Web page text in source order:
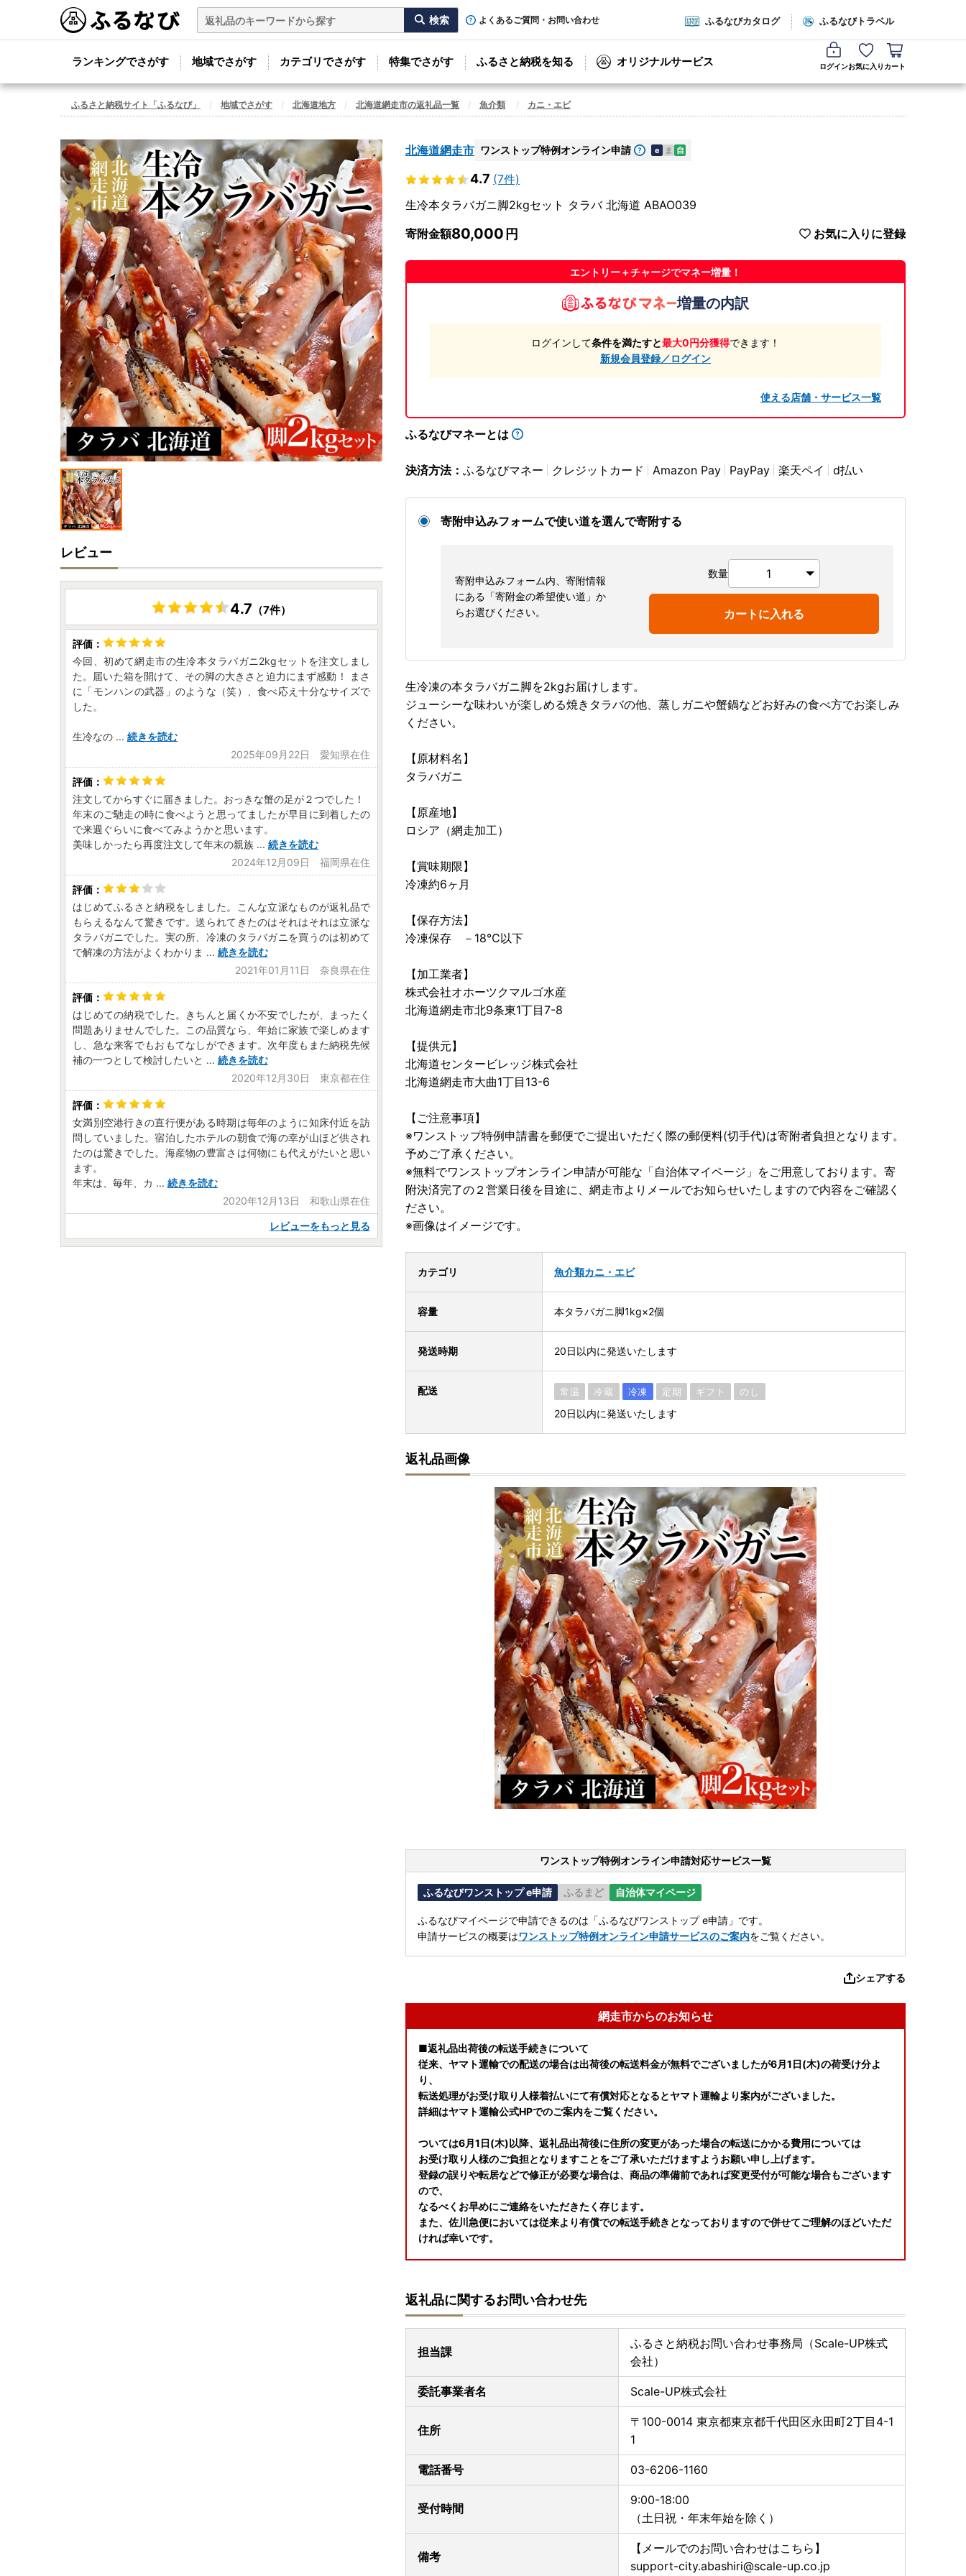
よくあるご質問・お問い合わせ ふるなびカタログ ふるなびトラベル
ランキングでさがす 地域でさがす カテゴリでさがす 特集でさがす ふるさと納税を知る オリジナルサービス ログインお気に入り カート
ふるさと納税サイト「ふるなび」 地域でさがす 北海道地方 北海道網走市の返礼品一覧 魚介類 カニ・エビ
北海道網走市 ワンストップ特例オンライン申請 e ま 自
4.7 (7件)
生冷本タラバガニ脚2kgセット タラバ 北海道 ABAO039
寄附金額80,000 お気に入りに登録
エントリー＋チャージでマネー増量！
増量の内訳
ログインして条件を満たすと最大0円分獲得できます！
新規会員登録／ログイン
使える店舗・サービス一覧
ふるなびマネーとは
決済方法： ふるなびマネー クレジットカード Amazon Pay PayPay 楽天ペイ d払い
寄附申込みフォームで使い道を選んで寄附する
寄附申込みフォーム内、寄附情報
にある「寄附金の希望使い道」か
らお選びください。
数量
カートに入れる
生冷凍の本タラバガニ脚を2kgお届けします。
ジューシーな味わいが楽しめる焼きタラバの他、蒸しガニや蟹鍋などお好みの食べ方でお楽しみ
ください。
【原材料名】
タラバガニ
【原産地】
ロシア（網走加工）
【賞味期限】
冷凍約6ヶ月
【保存方法】
冷凍保存 －18℃以下
【加工業者】
株式会社オホーツクマルゴ水産
北海道網走市北9条東1丁目7-8
【提供元】
北海道センタービレッジ株式会社
北海道網走市大曲1丁目13-6
【ご注意事項】
※ワンストップ特例申請書を郵便でご提出いただく際の郵便料(切手代)は寄附者負担となります。
予めご了承ください。
※無料でワンストップオンライン申請が可能な「自治体マイページ」をご用意しております。寄
附決済完了の２営業日後を目途に、網走市よりメールでお知らせいたしますので内容をご確認く
ださい。
※画像はイメージです。
カテゴリ 魚介類カニ・エビ
容量 本タラバガニ脚1kg×2個
発送時期 20日以内に発送いたします
配送 常温 冷蔵 冷凍 定期 ギフト のし
20日以内に発送いたします
返礼品画像
ワンストップ特例オンライン申請対応サービス一覧
ふるなびワンストップ e申請 ふるまど 自治体マイページ
ふるなびマイページで申請できるのは「ふるなびワンストップ e申請」です。
申請サービスの概要はワンストップ特例オンライン申請サービスのご案内をご覧ください。
シェアする
網走市からのお知らせ
■返礼品出荷後の転送手続きについて
従来、ヤマト運輸での配送の場合は出荷後の転送料金が無料でございましたが6月1日(木)の荷受け分よ
り、
転送処理がお受け取り人様着払いにて有償対応となるとヤマト運輸より案内がございました。
詳細はヤマト運輸公式HPでのご案内をご覧ください。
ついては6月1日(木)以降、返礼品出荷後に住所の変更があった場合の転送にかかる費用については
お受け取り人様のご負担となりますことをご了承いただけますようお願い申し上げます。
登録の誤りや転居などで修正が必要な場合は、商品の準備前であれば変更受付が可能な場合もございます
ので、
なるべくお早めにご連絡をいただきたく存じます。
また、佐川急便においては従来より有償での転送手続きとなっておりますので併せてご理解のほどいただ
ければ幸いです。
ご迷惑をおかけしますが、何卒ご了承くださいますようお願い申し上げます。
なお、出荷後の配送状況につきましては、お手数ですが運送会社まで直接お問い合わせください。
■年末年始の配送
年末年始の返礼品の配送につきましては、ページに記載されている日数以上のお時間をいただく場合がご
ざいます。
※年末のご寄附につきましては、返礼品の配送が翌年となる可能性がございますのでご了承ください。
らせください。
その際、配送の着日指定はできませんのでご了承ください。
■ワンストップ特例申請書は、ご要望の方のみ当市から送付します。
また、ワンストップ特例申請書を郵便でご提出いただく際の郵便料(切手代)は寄附者負担となります。
※当市がお送りした申請書以外でワンストップ申請された場合、書類確認に時間を要し、受領のご連絡
返礼品に関するお問い合わせ先
担当課
ふるさと納税お問い合わせ事務局（Scale-UP株式
会社）
委託事業者名 Scale-UP株式会社
住所
〒100-0014 東京都東京都千代田区永田町2丁目4-1
1
電話番号 03-6206-1160
受付時間
9:00-18:00
（土日祝・年末年始を除く）
備考
【メールでのお問い合わせはこちら】
support-city.abashiri@scale-up.co.jp
レビュー
4.7 （7件）
今回、初めて網走市の生冷本タラバガニ2kgセットを注文しまし
た。届いた箱を開けて、その脚の大きさと迫力にまず感動！ まさ
に「モンハンの武器」のような（笑）、食べ応え十分なサイズで
した。
生冷なの ... 続きを読む
2025年09月22日 愛知県在住
注文してからすぐに届きました。おっきな蟹の足が２つでした！
年末のご馳走の時に食べようと思ってましたが早目に到着したの
で来週ぐらいに食べてみようかと思います。
美味しかったら再度注文して年末の親族 ... 続きを読む
2024年12月09日 福岡県在住
はじめてふるさと納税をしました。こんな立派なものが返礼品で
もらえるなんて驚きです。送られてきたのはそれはそれは立派な
タラバガニでした。実の所、冷凍のタラバガニを買うのは初めて
で解凍の方法がよくわかりま ... 続きを読む
2021年01月11日 奈良県在住
はじめての納税でした。きちんと届くか不安でしたが、まったく
問題ありませんでした。この品質なら、年始に家族で楽しめます
し、急な来客でもおもてなしができます。次年度もまた納税先候
補の一つとして検討したいと ... 続きを読む
2020年12月30日 東京都在住
女満別空港行きの直行便がある時期は毎年のように知床付近を訪
問していました。宿泊したホテルの朝食で海の幸が山ほど供され
たのは驚きでした。海産物の豊富さは何物にも代えがたいと思い
ます。
年末は、毎年、カ ... 続きを読む
2020年12月13日 和歌山県在住
レビューをもっと見る